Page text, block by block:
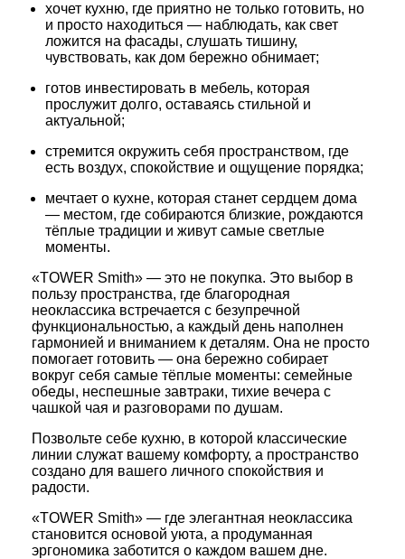
хочет кухню, где приятно не только готовить, но
и просто находиться — наблюдать, как свет
ложится на фасады, слушать тишину,
чувствовать, как дом бережно обнимает;
готов инвестировать в мебель, которая
прослужит долго, оставаясь стильной и
актуальной;
стремится окружить себя пространством, где
есть воздух, спокойствие и ощущение порядка;
мечтает о кухне, которая станет сердцем дома
— местом, где собираются близкие, рождаются
тёплые традиции и живут самые светлые
моменты.
«TOWER Smith» — это не покупка. Это выбор в
пользу пространства, где благородная
неоклассика встречается с безупречной
функциональностью, а каждый день наполнен
гармонией и вниманием к деталям. Она не просто
помогает готовить — она бережно собирает
вокруг себя самые тёплые моменты: семейные
обеды, неспешные завтраки, тихие вечера с
чашкой чая и разговорами по душам.
Позвольте себе кухню, в которой классические
линии служат вашему комфорту, а пространство
создано для вашего личного спокойствия и
радости.
«TOWER Smith» — где элегантная неоклассика
становится основой уюта, а продуманная
эргономика заботится о каждом вашем дне.